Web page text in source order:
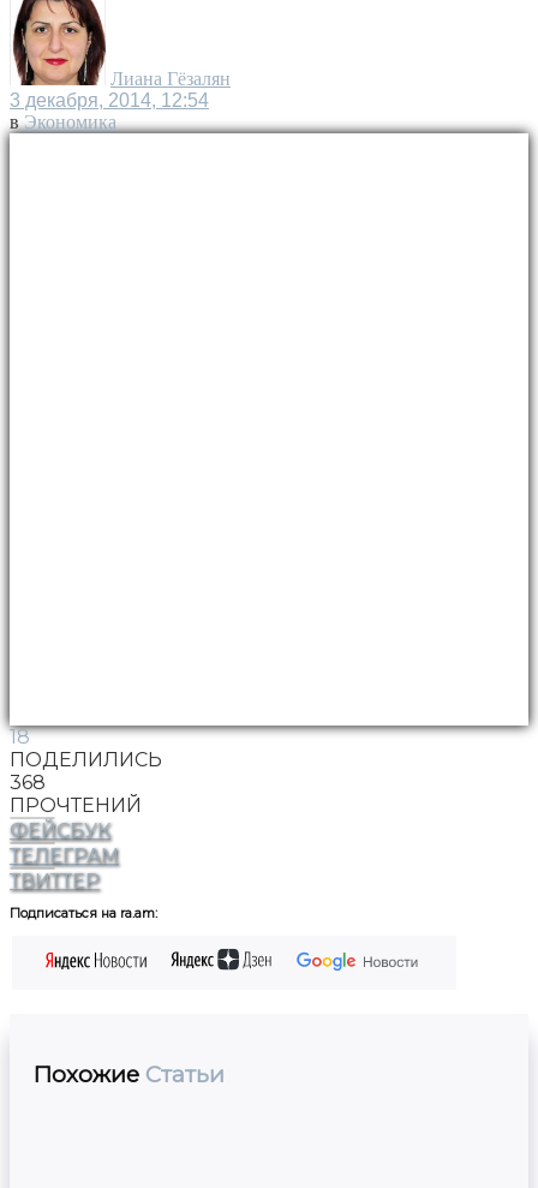
Лиана Гёзалян
3 декабря, 2014, 12:54
в Экономика
18
ПОДЕЛИЛИСЬ
368
ПРОЧТЕНИЙ
ФЕЙСБУК
ТЕЛЕГРАМ
ТВИТТЕР
Подписаться на ra.am:
Похожие Статьи